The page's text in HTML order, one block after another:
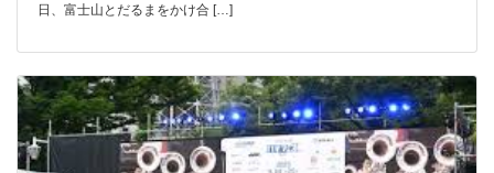
日、富士山とだるまをかけ合 […]